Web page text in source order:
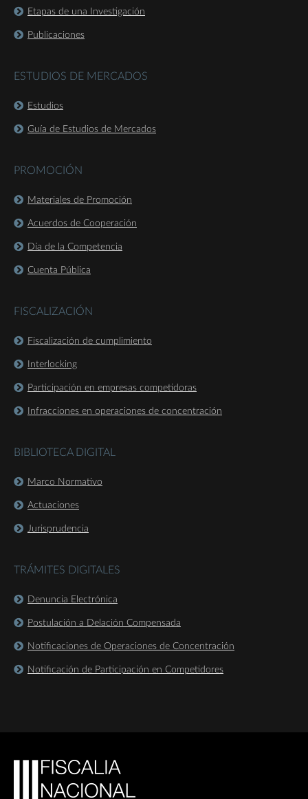
Etapas de una Investigación
Publicaciones
ESTUDIOS DE MERCADOS
Estudios
Guía de Estudios de Mercados
PROMOCIÓN
Materiales de Promoción
Acuerdos de Cooperación
Día de la Competencia
Cuenta Pública
FISCALIZACIÓN
Fiscalización de cumplimiento
Interlocking
Participación en empresas competidoras
Infracciones en operaciones de concentración
BIBLIOTECA DIGITAL
Marco Normativo
Actuaciones
Jurisprudencia
TRÁMITES DIGITALES
Denuncia Electrónica
Postulación a Delación Compensada
Notificaciones de Operaciones de Concentración
Notificación de Participación en Competidores